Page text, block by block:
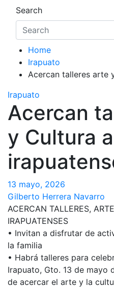
Search
Home
Irapuato
Acercan talleres arte
Irapuato
Acercan
y Cultura a
13 mayo, 2026
Gilberto Herrera Navarro
ACERCAN TALLERES,
IRAPUATENSES
• Invitan a disfrutar de
la familia
• Habrá talleres para
Irapuato, Gto. 13 de mayo
de acercar el arte y la